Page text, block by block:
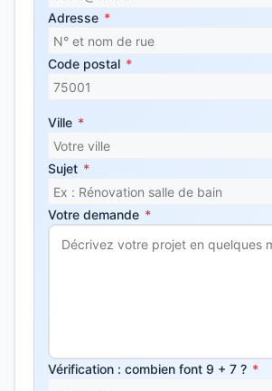
Adresse *
Code postal *
Ville *
Sujet *
Votre demande *
Vérification : combien font 9 + 7 ? *